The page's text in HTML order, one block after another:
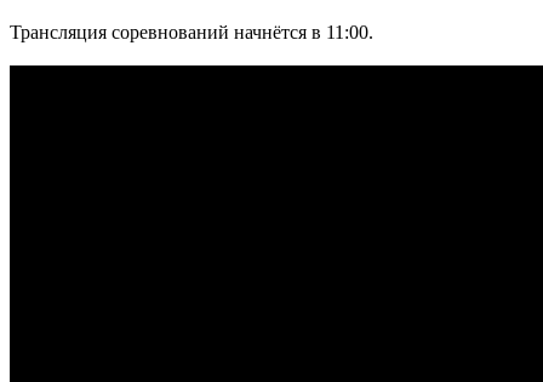
Трансляция соревнований начнётся в 11:00.